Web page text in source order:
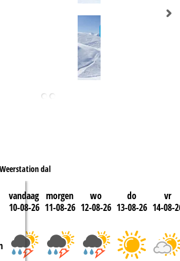
Weerstation dal
vandaag
10-08-26
morgen
11-08-26
wo
12-08-26
do
13-08-26
vr
14-08-